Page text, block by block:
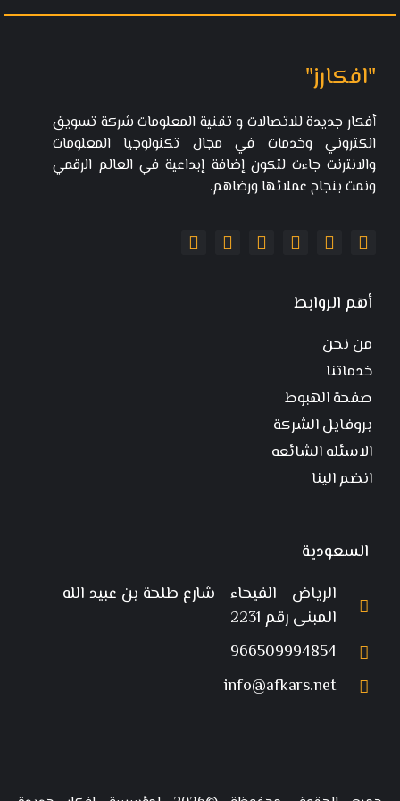
"افكارز"
أفكار جديدة للاتصالات و تقنية المعلومات شركة تسويق
الكتروني وخدمات في مجال تكنولوجيا المعلومات
والانترنت جاءت لتكون إضافة إبداعية في العالم الرقمي
ونمت بنجاح عملائها ورضاهم.
أهم الروابط
من نحن
خدماتنا
صفحة الهبوط
بروفايل الشركة
الاسئله الشائعه
انضم الينا
السعودية
الرياض - الفيحاء - شارع طلحة بن عبيد الله -
المبنى رقم 2231
966509994854
info@afkars.net